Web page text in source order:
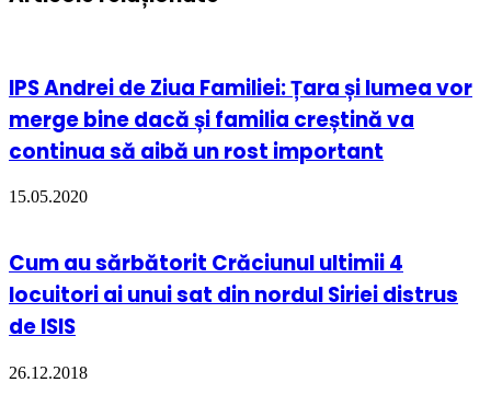
IPS Andrei de Ziua Familiei: Țara și lumea vor
merge bine dacă și familia creștină va
continua să aibă un rost important
15.05.2020
Cum au sărbătorit Crăciunul ultimii 4
locuitori ai unui sat din nordul Siriei distrus
de ISIS
26.12.2018